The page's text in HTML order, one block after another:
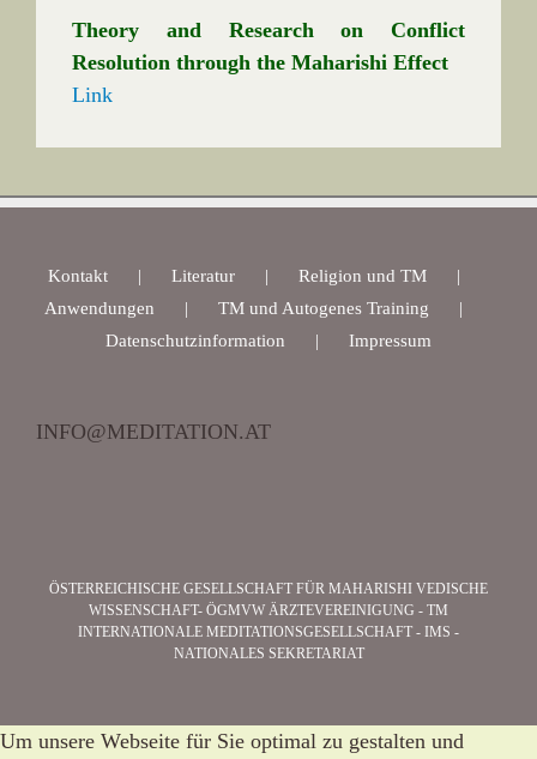
Theory and Research on Conflict
Resolution through the Maharishi Effect
Link
Kontakt Literatur
Religion und TM
Anwendungen
TM und Autogenes Training
Datenschutzinformation
Impressum
INFO@MEDITATION.AT
ÖSTERREICHISCHE GESELLSCHAFT FÜR MAHARISHI VEDISCHE
WISSENSCHAFT- ÖGMVW ÄRZTEVEREINIGUNG - TM
INTERNATIONALE MEDITATIONSGESELLSCHAFT - IMS -
NATIONALES SEKRETARIAT
Um unsere Webseite für Sie optimal zu gestalten und